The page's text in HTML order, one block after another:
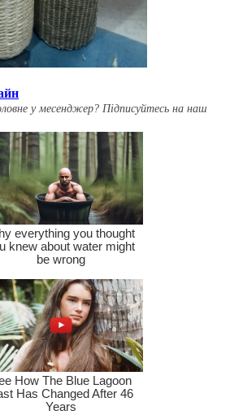
у месенджер? Підписуйтесь на наш